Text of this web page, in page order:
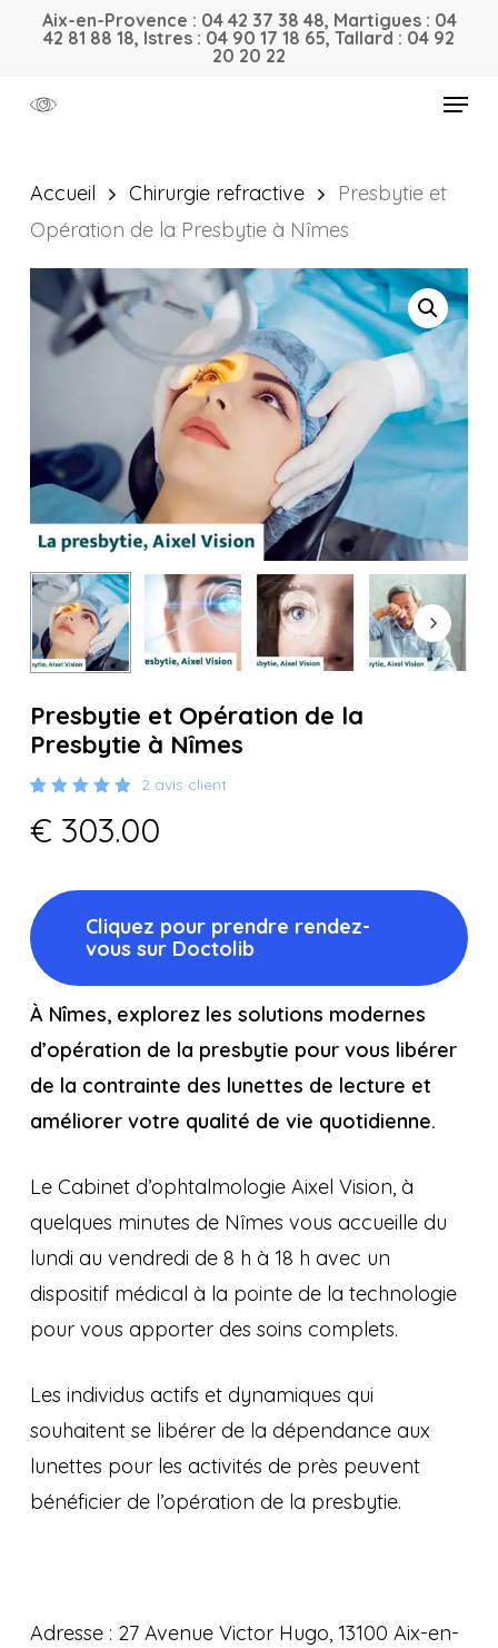
Aix-en-Provence : 04 42 37 38 48, Martigues : 04
42 81 88 18, Istres : 04 90 17 18 65, Tallard : 04 92
20 20 22
Menu
Accueil Chirurgie refractive
Presbytie et
Opération de la Presbytie à Nîmes
Presbytie et Opération de la
Presbytie à Nîmes
5.00
sur 5
client
2 avis client
€ 303.00
Cliquez pour prendre rendez-
vous sur Doctolib
À Nîmes, explorez les solutions modernes
d’opération de la presbytie pour vous libérer
de la contrainte des lunettes de lecture et
améliorer votre qualité de vie quotidienne.
Le Cabinet d’ophtalmologie Aixel Vision, à
quelques minutes de Nîmes vous accueille du
lundi au vendredi de 8 h à 18 h avec un
dispositif médical à la pointe de la technologie
pour vous apporter des soins complets.
Les individus actifs et dynamiques qui
souhaitent se libérer de la dépendance aux
lunettes pour les activités de près peuvent
bénéficier de l’opération de la presbytie.
Adresse : 27 Avenue Victor Hugo, 13100 Aix-en-